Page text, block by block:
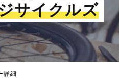
サイクルズ
詳細